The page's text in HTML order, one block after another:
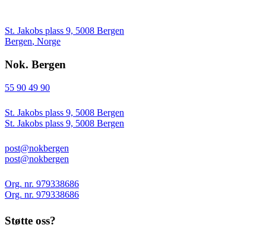
St. Jakobs plass 9, 5008 Bergen
Bergen, Norge
Nok. Bergen
55 90 49 90
St. Jakobs plass 9, 5008 Bergen
St. Jakobs plass 9, 5008 Bergen
post@nokbergen
post@nokbergen
Org. nr. 979338686
Org. nr. 979338686
Støtte oss?